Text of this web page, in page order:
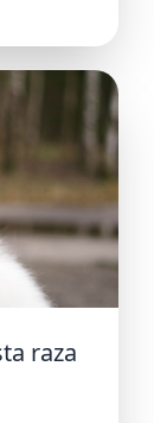
raza